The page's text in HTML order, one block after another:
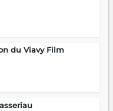
du Viavy Film